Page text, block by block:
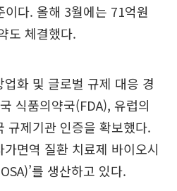
다. 올해 3월에는 71억원
도 체결했다.
화 및 글로벌 규제 대응 경
식품의약국(FDA), 유럽의
규제기관 인증을 확보했다.
면역 질환 치료제 바이오시
를 생산하고 있다.